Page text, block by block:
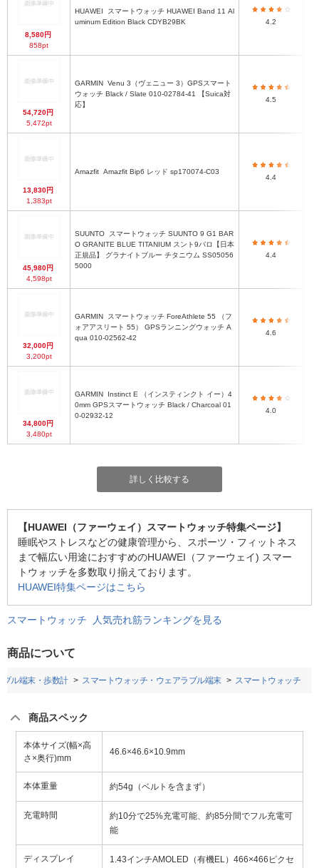
8,580円
858pt
HUAWEI
uminum Edition Black CDYB29BK
4.2
54,720円
5,472pt
GARMIN
ウォッチ Black / Slate 010-02784-41 【Suica対
応】
4.5
13,830円
1,383pt
Amazfit Amazfit Bip6 レッド sp170074-C03
4.4
45,980円
4,598pt
SUUNTO
O GRANITE BLUE TITANIUM スント9バロ【日本
正規品】 グラナイトブルー チタニウム SS05056
5000
4.4
32,000円
3,200pt
GARMIN
ォアアスリート 55） GPSランニングウォッチ A
qua 010-02562-42
4.6
34,800円
3,480pt
GARMIN
0mm GPSスマートウォッチ Black / Charcoal 01
0-02932-12
4.0
詳しく比較する
【HUAWEI（ファーウェイ）スマートウォッチ特集ページ】
睡眠やストレスなどの健康管理から、スポーツ・フィットネス
まで幅広い用途におすすめのHUAWEI（ファーウェイ) スマー
トウォッチを多数取り揃えております。
HUAWEI特集ページはこちら
スマートウォッチ 人気売れ筋ランキングを見る
商品について
ル端末・歩数計 スマートウォッチ・ウェアラブル端末 スマートウォッチ
商品スペック
本体サイズ(幅×高
さ×奥行)mm
46.6×46.6×10.9mm
本体重量 約54g（ベルトを含まず）
充電時間
約10分で25%充電可能、約85分間でフル充電可
能
ディスプレイ
1.43インチAMOLED（有機EL）466×466ピクセ